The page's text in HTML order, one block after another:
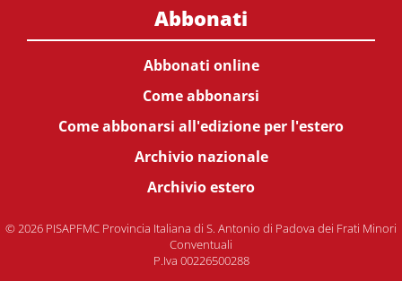
Abbonati
Abbonati online
Come abbonarsi
Come abbonarsi all'edizione per l'estero
Archivio nazionale
Archivio estero
© 2026 PISAPFMC Provincia Italiana di S. Antonio di Padova dei Frati Minori
Conventuali
P.Iva 00226500288